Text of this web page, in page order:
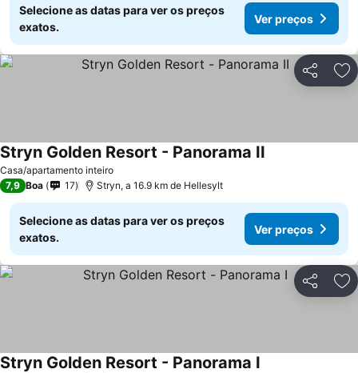
Selecione as datas para ver os preços
exatos.
Ver preços
Partilhar
Casa/apartamento inteiro
Stryn Golden Resort - Panorama II
7,9 Boa 17 Stryn, a 16.9 km de Hellesylt
Selecione as datas para ver os preços
exatos.
Ver preços
Partilhar
Stryn Golden Resort - Panorama I